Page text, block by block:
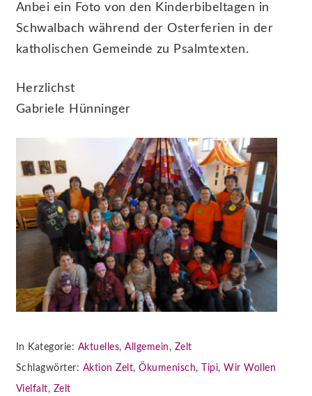
Anbei ein Foto von den Kinderbibeltagen in
Schwalbach während der Osterferien in der
katholischen Gemeinde zu Psalmtexten.
Herzlichst
Gabriele Hünninger
In Kategorie: Aktuelles, Allgemein , Zelt
Schlagwörter: Aktion Zelt, Ökumenisch, Tipi, Wir Wollen
Vielfalt, Zelt